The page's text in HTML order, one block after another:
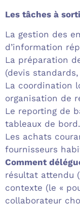
Les tâches à
La gestion des
d’information
La préparation
(devis
La coordination
organisation de
Le reporting de
tableaux de bord.
Les achats
fournisseurs
Comment
résultat attendu
contexte (le «
collaborateur